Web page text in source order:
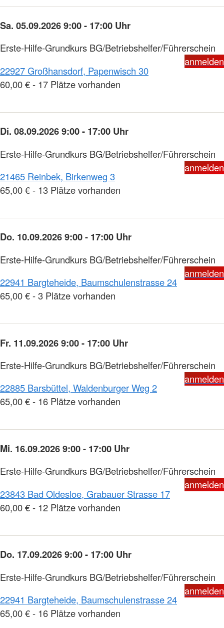
Sa. 05.09.2026 9:00 - 17:00 Uhr
Erste-Hilfe-Grundkurs BG/Betriebshelfer/Führerschein
anmelden
22927 Großhansdorf, Papenwisch 30
60,00 € - 17 Plätze vorhanden
Di. 08.09.2026 9:00 - 17:00 Uhr
Erste-Hilfe-Grundkurs BG/Betriebshelfer/Führerschein
anmelden
21465 Reinbek, Birkenweg 3
65,00 € - 13 Plätze vorhanden
Do. 10.09.2026 9:00 - 17:00 Uhr
Erste-Hilfe-Grundkurs BG/Betriebshelfer/Führerschein
anmelden
22941 Bargteheide, Baumschulenstrasse 24
65,00 € - 3 Plätze vorhanden
Fr. 11.09.2026 9:00 - 17:00 Uhr
Erste-Hilfe-Grundkurs BG/Betriebshelfer/Führerschein
anmelden
22885 Barsbüttel, Waldenburger Weg 2
65,00 € - 16 Plätze vorhanden
Mi. 16.09.2026 9:00 - 17:00 Uhr
Erste-Hilfe-Grundkurs BG/Betriebshelfer/Führerschein
anmelden
23843 Bad Oldesloe, Grabauer Strasse 17
60,00 € - 12 Plätze vorhanden
Do. 17.09.2026 9:00 - 17:00 Uhr
Erste-Hilfe-Grundkurs BG/Betriebshelfer/Führerschein
anmelden
22941 Bargteheide, Baumschulenstrasse 24
65,00 € - 16 Plätze vorhanden